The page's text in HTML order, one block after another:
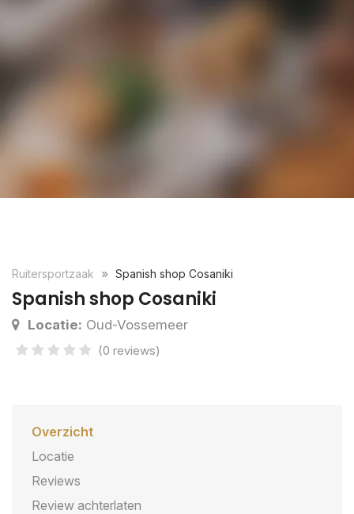
Ruitersportzaak Spanish shop Cosaniki
Spanish shop Cosaniki
Locatie: Oud-Vossemeer
(0 reviews)
Overzicht
Locatie
Reviews
Review achterlaten